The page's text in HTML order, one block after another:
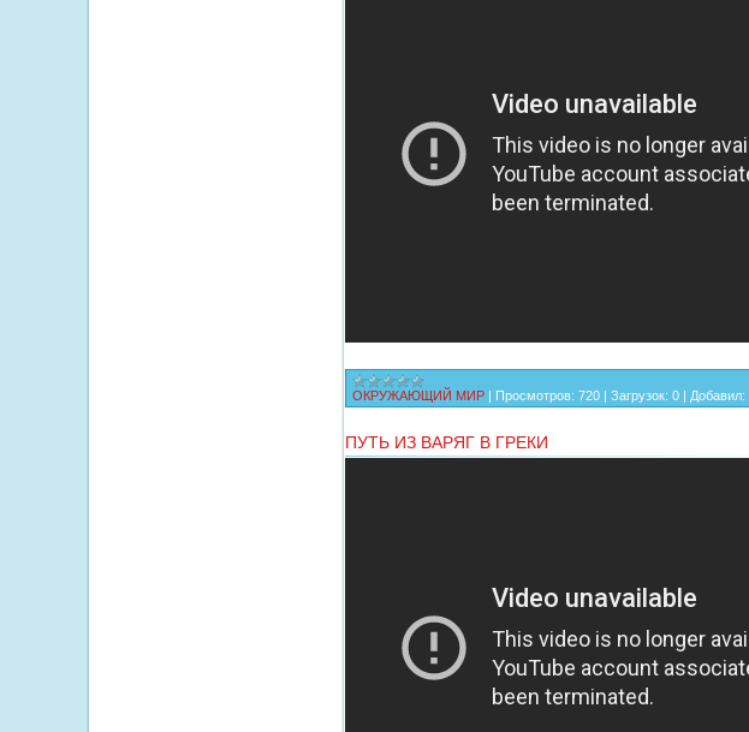
ОКРУЖАЮЩИЙ МИР | Просмотров: 720 | Загрузок: 0 | Добавил:
ПУТЬ ИЗ ВАРЯГ В ГРЕКИ